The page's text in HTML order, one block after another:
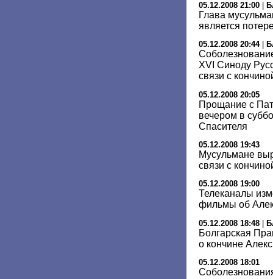
05.12.2008 21:00
Глава
является
05.12.2008 20:44|
XVI Синоду
связи с
05.12.2008 20:05
Прощание с
вечером в
Спасителя
05.12.2008 19:43
Мусульмане
связи с
05.12.2008 19:00
Телеканалы
фильмы об
05.12.2008 18:48
Болгарская
о кончине
05.12.2008 18:01